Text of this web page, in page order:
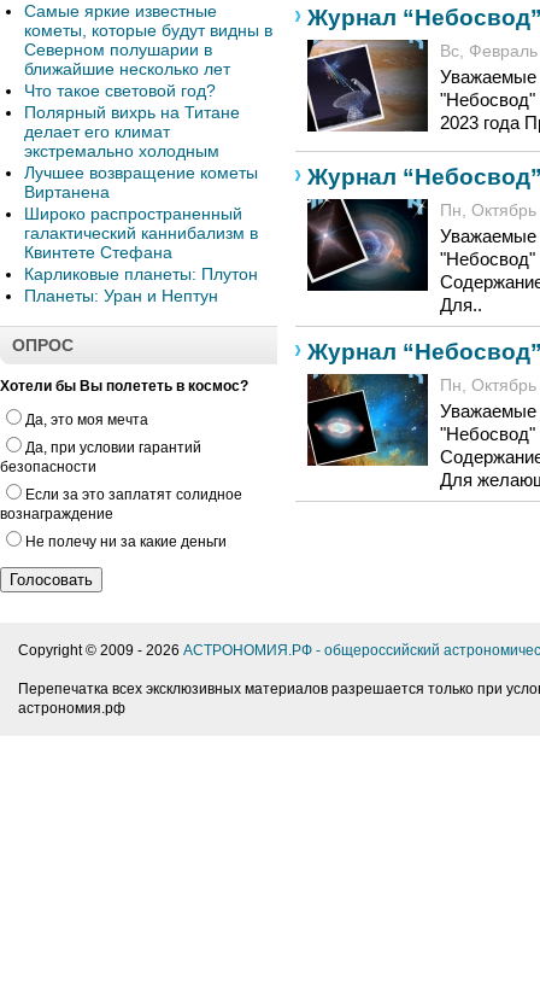
Самые яркие известные
кометы, которые будут видны в
Северном полушарии в
ближайшие несколько лет
Что такое световой год?
Полярный вихрь на Титане
делает его климат
экстремально холодным
Лучшее возвращение кометы
Виртанена
Широко распространенный
галактический каннибализм в
Квинтете Стефана
Карликовые планеты: Плутон
Планеты: Уран и Нептун
ОПРОС
Хотели бы Вы полететь в космос?
Да, это моя мечта
Да, при условии гарантий
безопасности
Если за это заплатят солидное
вознаграждение
Не полечу ни за какие деньги
Журнал
Вс,
Уважаемые
"Небосвод"
2023 года
Журнал “Небосвод”
Пн,
Уважаемые
"Небосвод"
Для..
Журнал
Пн,
Уважаемые
"Небосвод"
Для
Copyright © 2009 - 2026 АСТРОНОМИЯ.РФ - общероссийский
Перепечатка всех эксклюзивных материалов разрешается только при
астрономия.рф